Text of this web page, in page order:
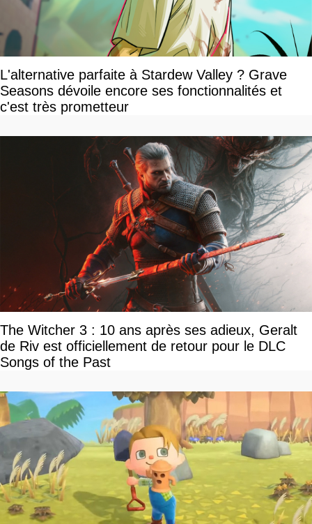
L'alternative parfaite à Stardew Valley ? Grave
Seasons dévoile encore ses fonctionnalités et
c'est très prometteur
The Witcher 3 : 10 ans après ses adieux, Geralt
de Riv est officiellement de retour pour le DLC
Songs of the Past